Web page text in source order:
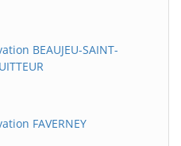
BEAUJEU-SAINT-
FAVERNEY